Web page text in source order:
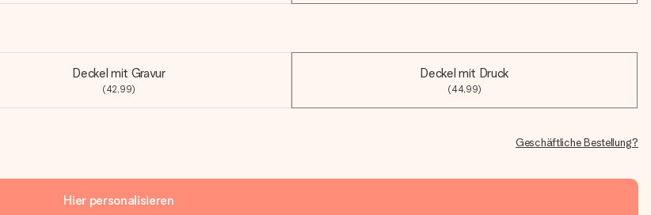
Deckel mit Gravur
(42,99)
Deckel mit Druck
(44,99)
Geschäftliche Bestellung?
Hier personalisieren